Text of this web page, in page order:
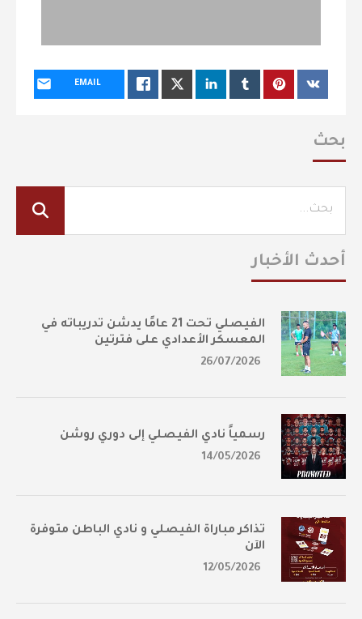
EMAIL
بحث
أحدث الأخبار
الفيصلي تحت 21 عامًا يدشن تدريباته في
المعسكر الأعدادي على فترتين
26/07/2026
رسمياً نادي الفيصلي إلى دوري روشن
14/05/2026
تذاكر مباراة الفيصلي و نادي الباطن متوفرة
الآن
12/05/2026